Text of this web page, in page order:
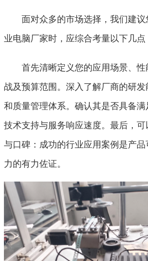
面对众多的市场选择，我们建议
业电脑厂家时，应综合考量以下几点
首先清晰定义您的应用场景、性
战及预算范围。深入了解厂商的研
和质量管理体系。确认其是否具备
技术支持与服务响应速度。最后，
与口碑：成功的行业应用案例是产
力的有力佐证。